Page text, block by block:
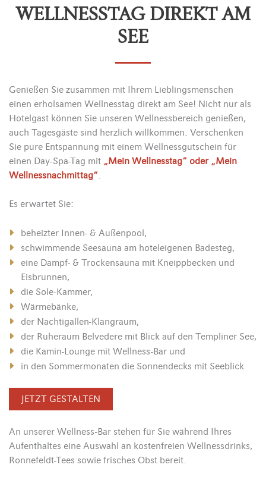
WELLNESSTAG DIREKT AM
SEE
Genießen Sie zusammen mit Ihrem Lieblingsmenschen
einen erholsamen Wellnesstag direkt am See! Nicht nur als
Hotelgast können Sie unseren Wellnessbereich genießen,
auch Tagesgäste sind herzlich willkommen. Verschenken
Sie pure Entspannung mit einem Wellnessgutschein für
einen Day-Spa-Tag mit „Mein Wellnesstag“ oder „Mein
Wellnessnachmittag“.
Es erwartet Sie:
beheizter Innen- & Außenpool,
schwimmende Seesauna am hoteleigenen Badesteg,
eine Dampf- & Trockensauna mit Kneippbecken und
Eisbrunnen,
die Sole-Kammer,
Wärmebänke,
der Nachtigallen-Klangraum,
der Ruheraum Belvedere mit Blick auf den Templiner See,
die Kamin-Lounge mit Wellness-Bar und
in den Sommermonaten die Sonnendecks mit Seeblick
JETZT GESTALTEN
An unserer Wellness-Bar stehen für Sie während Ihres
Aufenthaltes eine Auswahl an kostenfreien Wellnessdrinks,
Ronnefeldt-Tees sowie frisches Obst bereit.